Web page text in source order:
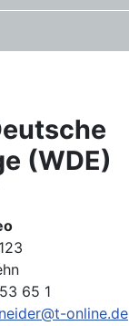
(WDE)
65 1
online.de